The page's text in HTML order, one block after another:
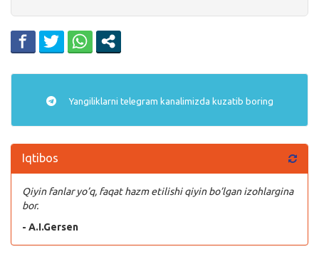
Yangiliklarni telegram kanalimizda kuzatib boring
Iqtibos
Qiyin fanlar yo’q, faqat hazm etilishi qiyin bo’lgan izohlargina
bor.
- A.I.Gersen